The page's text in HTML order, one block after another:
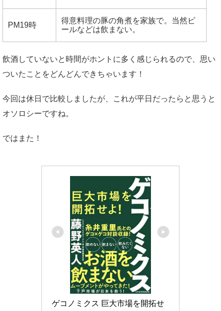
PM19時
得意料理の豚の角煮を家族で。当然ビ
ールなどは飲まない。
飲酒していないと時間がホントに多く感じられるので、思い
ついたことをどんどんできちゃいます！
今回は休日で比較しましたが、これが平日だったらと思うと
オソロシーですね。
ではまた！
ゲコノミクス 巨大市場を開拓せ